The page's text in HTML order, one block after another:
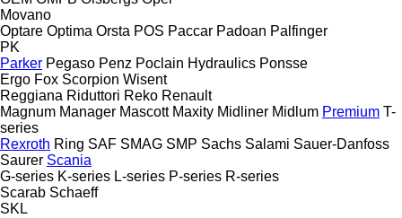
Movano
Optare Optima Orsta POS Paccar Padoan Palfinger
PK
Parker Pegaso Penz Poclain Hydraulics Ponsse
Ergo Fox Scorpion Wisent
Reggiana Riduttori Reko Renault
Magnum Manager Mascott Maxity Midliner Midlum Premium T-
series
Rexroth Ring SAF SMAG SMP Sachs Salami Sauer-Danfoss
Saurer Scania
G-series K-series L-series P-series R-series
Scarab Schaeff
SKL